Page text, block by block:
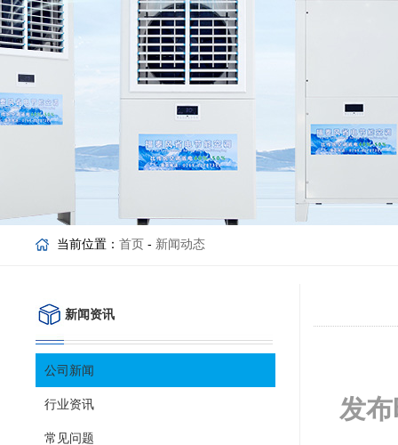
当前位置： 首页 - 新闻动态
发
新闻资讯
公司新闻
行业资讯
常见问题